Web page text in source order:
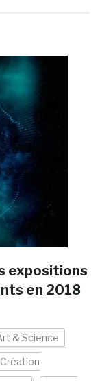
expositions
en 2018
& Science
Création